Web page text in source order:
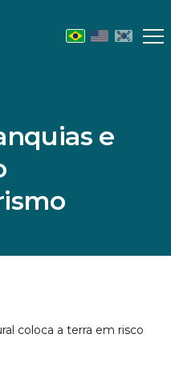
e
coloca a terra em risco